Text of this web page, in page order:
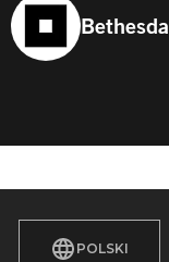
Bethesda
POLSKI